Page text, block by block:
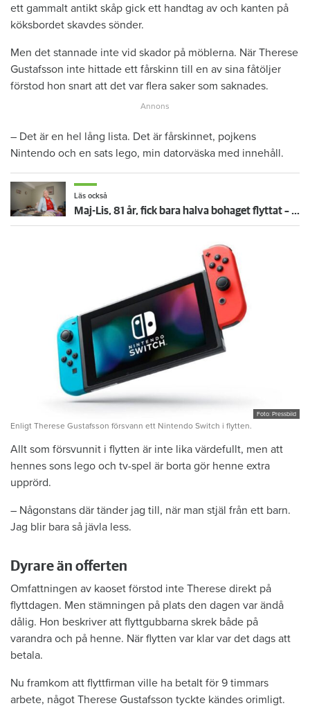
ett gammalt antikt skåp gick ett handtag av och kanten på
köksbordet skavdes sönder.
Men det stannade inte vid skador på möblerna. När Therese
Gustafsson inte hittade ett fårskinn till en av sina fåtöljer
förstod hon snart att det var flera saker som saknades.
– Det är en hel lång lista. Det är fårskinnet, pojkens
Nintendo och en sats lego, min datorväska med innehåll.
Läs också
Maj-Lis, 81 år, fick bara halva bohaget flyttat – och tvingades betala 7 800 kronor extra
Foto: Pressbild
Enligt Therese Gustafsson försvann ett Nintendo Switch i flytten.
Allt som försvunnit i flytten är inte lika värdefullt, men att
hennes sons lego och tv-spel är borta gör henne extra
upprörd.
– Någonstans där tänder jag till, när man stjäl från ett barn.
Jag blir bara så jävla less.
Dyrare än offerten
Omfattningen av kaoset förstod inte Therese direkt på
flyttdagen. Men stämningen på plats den dagen var ändå
dålig. Hon beskriver att flyttgubbarna skrek både på
varandra och på henne. När flytten var klar var det dags att
betala.
Nu framkom att flyttfirman ville ha betalt för 9 timmars
arbete, något Therese Gustafsson tyckte kändes orimligt.